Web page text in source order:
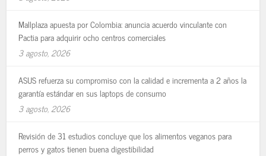
Mallplaza apuesta por Colombia: anuncia acuerdo vinculante con
Pactia para adquirir ocho centros comerciales
3 agosto, 2026
ASUS refuerza su compromiso con la calidad e incrementa a 2 años la
garantía estándar en sus laptops de consumo
3 agosto, 2026
Revisión de 31 estudios concluye que los alimentos veganos para
perros y gatos tienen buena digestibilidad